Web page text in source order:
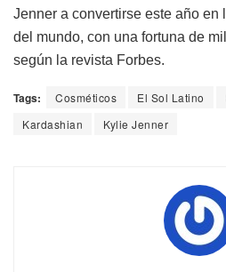
Jenner a convertirse este año en
del mundo, con una fortuna de
según la revista Forbes.
Tags: Cosméticos El Sol Latino
Kardashian
Kylie Jenner